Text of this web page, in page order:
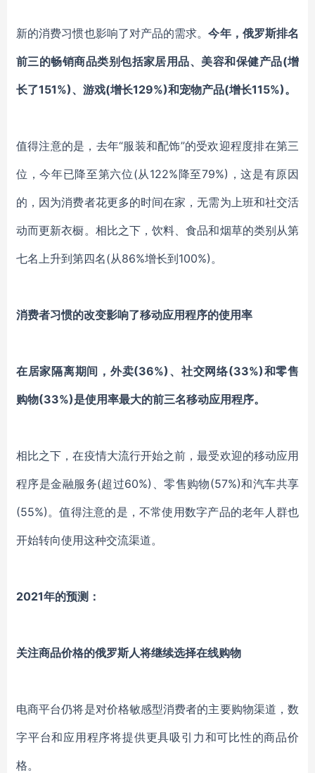
新的消费习惯也影响了对产品的需求。今年，俄罗斯排名
前三的畅销商品类别包括家居用品、美容和保健产品(增
长了151%)、游戏(增长129%)和宠物产品(增长115%)。
值得注意的是，去年“服装和配饰”的受欢迎程度排在第三
位，今年已降至第六位(从122%降至79%)，这是有原因
的，因为消费者花更多的时间在家，无需为上班和社交活
动而更新衣橱。相比之下，饮料、食品和烟草的类别从第
七名上升到第四名(从86%增长到100%)。
消费者习惯的改变影响了移动应用程序的使用率
在居家隔离期间，外卖(36%)、社交网络(33%)和零售
购物(33%)是使用率最大的前三名移动应用程序。
相比之下，在疫情大流行开始之前，最受欢迎的移动应用
程序是金融服务(超过60%)、零售购物(57%)和汽车共享
(55%)。值得注意的是，不常使用数字产品的老年人群也
开始转向使用这种交流渠道。
2021年的预测：
关注商品价格的俄罗斯人将继续选择在线购物
电商平台仍将是对价格敏感型消费者的主要购物渠道，数
字平台和应用程序将提供更具吸引力和可比性的商品价
格。